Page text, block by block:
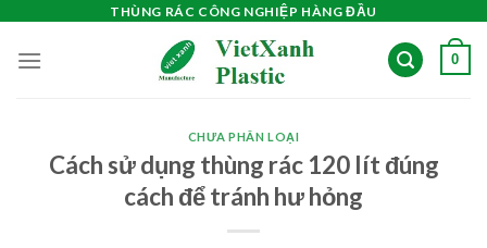
content
THÙNG RÁC CÔNG NGHIỆP HÀNG ĐẦU
0
CHƯA PHÂN LOẠI
Cách sử dụng thùng rác 120 lít đúng
cách để tránh hư hỏng